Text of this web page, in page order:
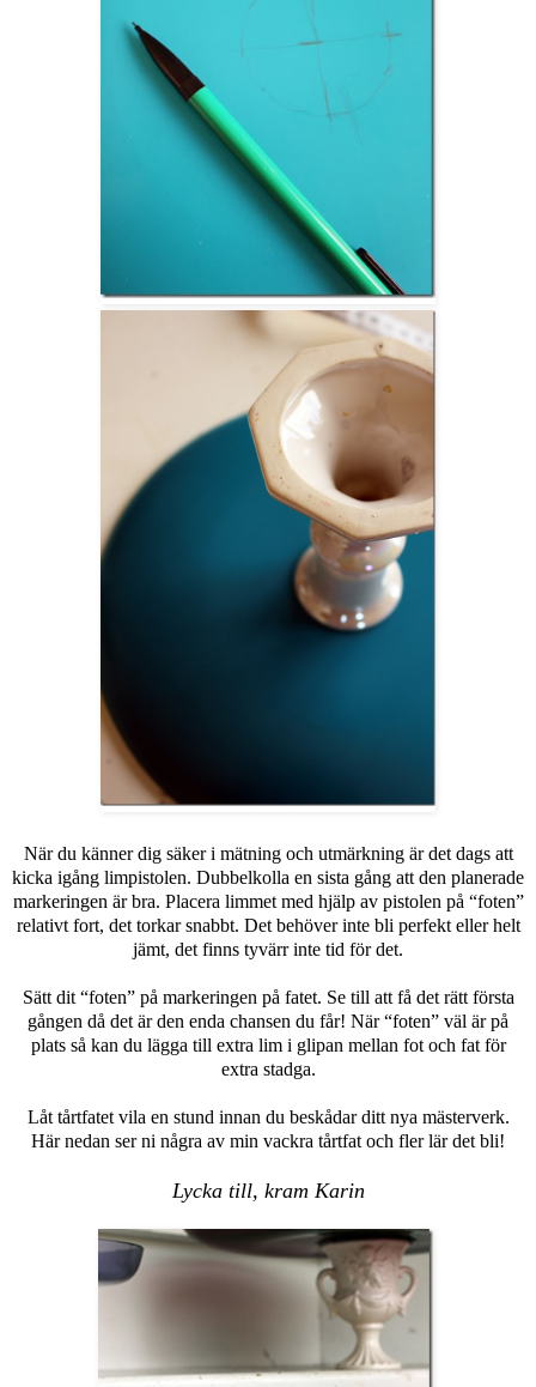
När du känner dig säker i mätning och utmärkning är det dags att
kicka igång limpistolen. Dubbelkolla en sista gång att den planerade
markeringen är bra. Placera limmet med hjälp av pistolen på “foten”
relativt fort, det torkar snabbt. Det behöver inte bli perfekt eller helt
jämt, det finns tyvärr inte tid för det.
Sätt dit “foten” på markeringen på fatet. Se till att få det rätt första
gången då det är den enda chansen du får! När “foten” väl är på
plats så kan du lägga till extra lim i glipan mellan fot och fat för
extra stadga.
Låt tårtfatet vila en stund innan du beskådar ditt nya mästerverk.
Här nedan ser ni några av min vackra tårtfat och fler lär det bli!
Lycka till, kram Karin